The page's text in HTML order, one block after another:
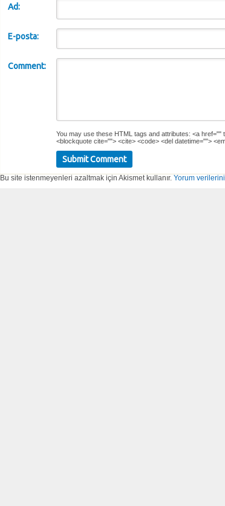
Ad:
E-posta:
Comment:
You may use these HTML tags and attributes: <a href=""
<blockquote cite=""> <cite> <code> <del datetime="">
Bu site istenmeyenleri azaltmak için Akismet kullanır. Yorum